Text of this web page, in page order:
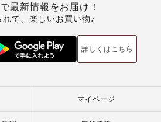
最新情報をお届け！
て、楽しいお買い物♪
詳しくはこちら
マイページ